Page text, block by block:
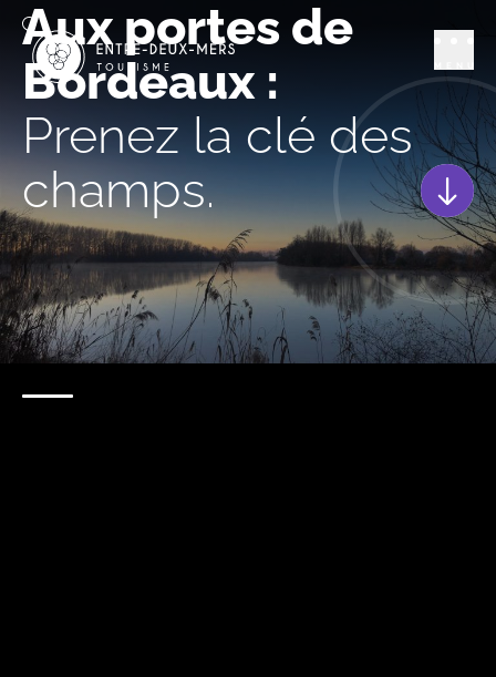
Aux portes de
Bordeaux :
Prenez la clé des
champs.
Scroll